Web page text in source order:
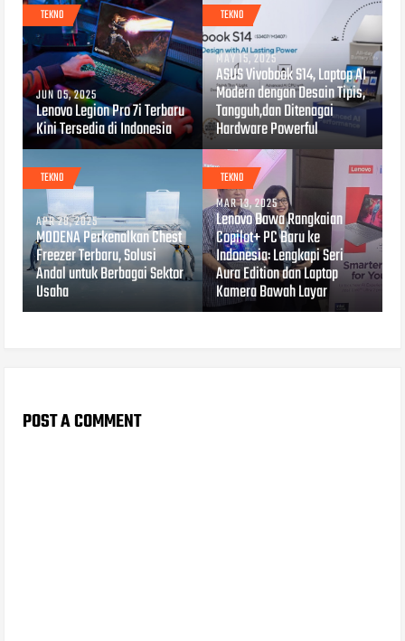
TEKNO
JUN 05, 2025
Lenovo Legion Pro 7i Terbaru
Kini Tersedia di Indonesia
TEKNO
MAY 15, 2025
ASUS Vivobook S14, Laptop AI
Modern dengan Desain Tipis,
Tangguh,dan Ditenagai
Hardware Powerful
TEKNO
APR 28, 2025
MODENA Perkenalkan Chest
Freezer Terbaru, Solusi
Andal untuk Berbagai Sektor
Usaha
TEKNO
MAR 13, 2025
Lenovo Bawa Rangkaian
Copilot+ PC Baru ke
Indonesia: Lengkapi Seri
Aura Edition dan Laptop
Kamera Bawah Layar
POST A COMMENT